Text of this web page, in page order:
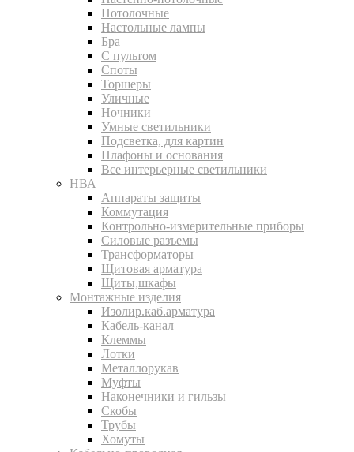
Потолочные
Настольные лампы
Бра
С пультом
Споты
Торшеры
Уличные
Ночники
Умные светильники
Подсветка, для картин
Плафоны и основания
Все интерьерные светильники
НВА
Аппараты защиты
Коммутация
Контрольно-измерительные приборы
Силовые разъемы
Трансформаторы
Щитовая арматура
Щиты,шкафы
Монтажные изделия
Изолир.каб.арматура
Кабель-канал
Клеммы
Лотки
Металлорукав
Муфты
Наконечники и гильзы
Скобы
Трубы
Хомуты